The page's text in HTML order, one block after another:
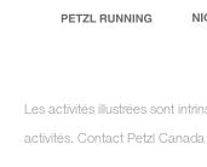
Les activités illustrées sont
activités. Contact Petzl Canada